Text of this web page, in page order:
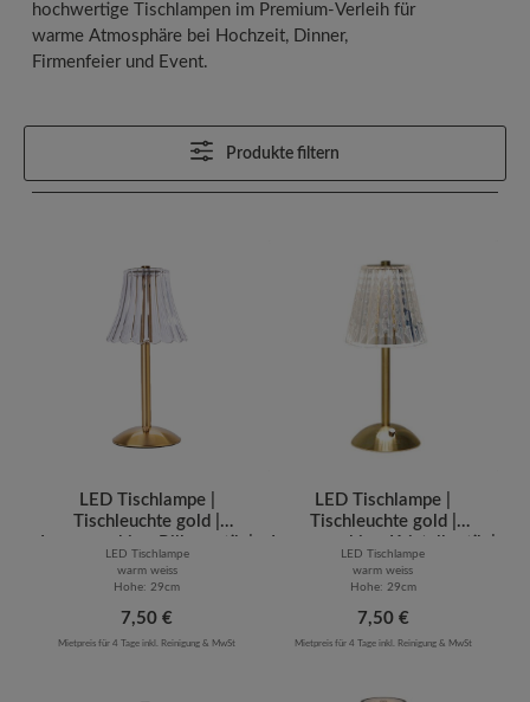
hochwertige Tischlampen im Premium-Verleih für
warme Atmosphäre bei Hochzeit, Dinner,
Firmenfeier und Event.
Produkte filtern
LED Tischlampe |
Tischleuchte gold |
warm weiss [mieten]
LED Tischlampe
warm weiss
Hohe: 29cm
Regulärer Preis:
7,50 €
Mietpreis für 4 Tage inkl. Reinigung & MwSt
LED Tischlampe |
Tischleuchte gold |
warm weiss [mieten]
LED Tischlampe
warm weiss
Hohe: 29cm
Regulärer Preis:
7,50 €
Mietpreis für 4 Tage inkl. Reinigung & MwSt